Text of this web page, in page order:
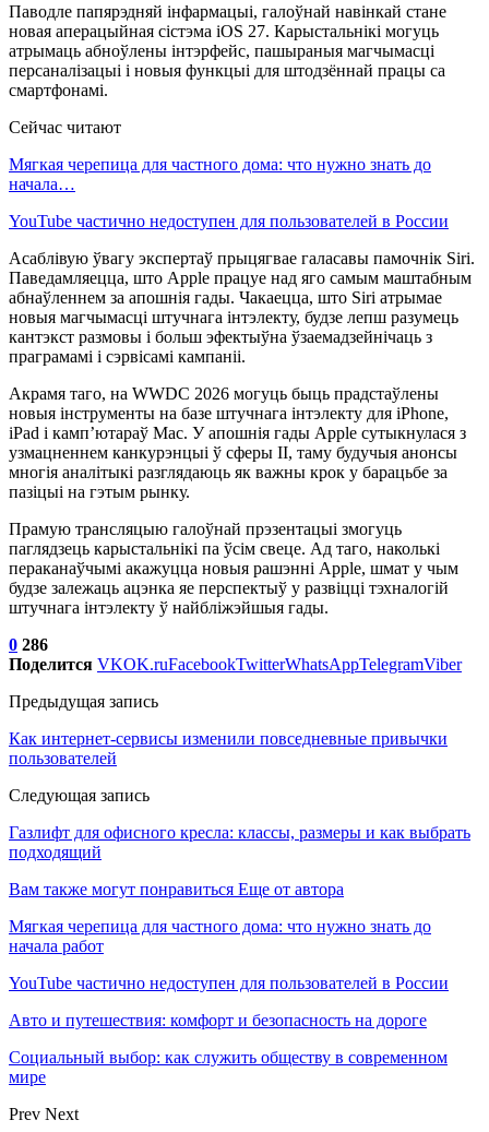
Паводле папярэдняй інфармацыі, галоўнай навінкай стане
новая аперацыйная сістэма iOS 27. Карыстальнікі могуць
атрымаць абноўлены інтэрфейс, пашыраныя магчымасці
персаналізацыі і новыя функцыі для штодзённай працы са
смартфонамі.
Сейчас читают
Мягкая черепица для частного дома: что нужно знать до
начала…
YouTube частично недоступен для пользователей в России
Асаблівую ўвагу экспертаў прыцягвае галасавы памочнік Siri.
Паведамляецца, што Apple працуе над яго самым маштабным
абнаўленнем за апошнія гады. Чакаецца, што Siri атрымае
новыя магчымасці штучнага інтэлекту, будзе лепш разумець
кантэкст размовы і больш эфектыўна ўзаемадзейнічаць з
праграмамі і сэрвісамі кампаніі.
Акрамя таго, на WWDC 2026 могуць быць прадстаўлены
новыя інструменты на базе штучнага інтэлекту для iPhone,
iPad і камп’ютараў Mac. У апошнія гады Apple сутыкнулася з
узмацненнем канкурэнцыі ў сферы ІІ, таму будучыя анонсы
многія аналітыкі разглядаюць як важны крок у барацьбе за
пазіцыі на гэтым рынку.
Прамую трансляцыю галоўнай прэзентацыі змогуць
паглядзець карыстальнікі па ўсім свеце. Ад таго, наколькі
пераканаўчымі акажуцца новыя рашэнні Apple, шмат у чым
будзе залежаць ацэнка яе перспектыў у развіцці тэхналогій
штучнага інтэлекту ў найбліжэйшыя гады.
0 286
Поделится VKOK.ruFacebookTwitterWhatsAppTelegramViber
Предыдущая запись
Как интернет-сервисы изменили повседневные привычки
пользователей
Следующая запись
Газлифт для офисного кресла: классы, размеры и как выбрать
подходящий
Вам также могут понравиться Еще от автора
Мягкая черепица для частного дома: что нужно знать до
начала работ
YouTube частично недоступен для пользователей в России
Авто и путешествия: комфорт и безопасность на дороге
Социальный выбор: как служить обществу в современном
мире
Prev Next